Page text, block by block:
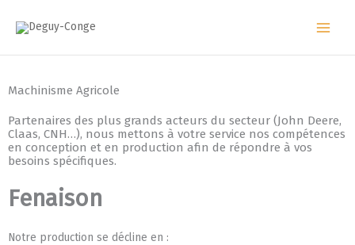
Machinisme Agricole
Partenaires des plus grands acteurs du secteur (John Deere,
Claas, CNH…), nous mettons à votre service nos compétences
en conception et en production afin de répondre à vos
besoins spécifiques.
Fenaison
Notre production se décline en :